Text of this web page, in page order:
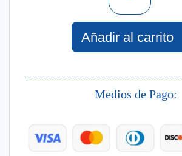
Organic
Care
300G
Añadir al carrito
Medios de Pago: